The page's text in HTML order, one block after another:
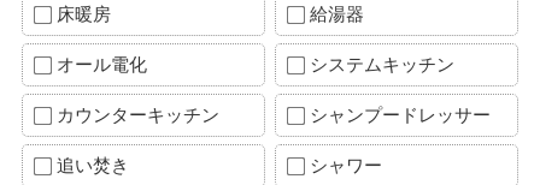
床暖房 給湯器
オール電化 システムキッチン
カウンターキッチン シャンプードレッサー
追い焚き シャワー